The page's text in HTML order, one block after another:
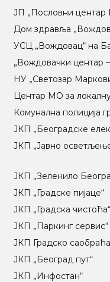
ЈП „Пословни центар
Дом здравља
УСЦ „Вождовац“ на
„Вождовачки центар
НУ „Светозар
Центар МO за
Комунална полиција
ЈКП „Београдске
ЈКП „Јавно
ЈКП „Зеленило
ЈКП „Градске пијаце“
ЈКП „Градска чистоћа“
ЈКП „Паркинг сервис“
ЈКП Градско
ЈКП „Београд пут“
ЈКП „Инфостан“